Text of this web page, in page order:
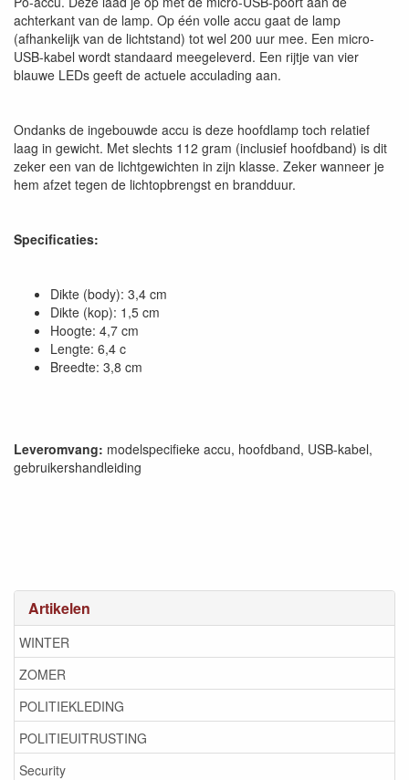
Artikelen
WINTER
ZOMER
POLITIEKLEDING
POLITIEUITRUSTING
Security
achterkant van de lamp. Op één volle accu gaat de lamp
(afhankelijk van de lichtstand) tot wel 200 uur mee. Een micro-
USB-kabel wordt standaard meegeleverd. Een rijtje van vier
blauwe LEDs geeft de actuele acculading aan.
Ondanks de ingebouwde accu is deze hoofdlamp toch relatief
laag in gewicht. Met slechts 112 gram (inclusief hoofdband) is dit
zeker een van de lichtgewichten in zijn klasse. Zeker wanneer je
hem afzet tegen de lichtopbrengst en brandduur.
Specificaties:
Dikte (body): 3,4 cm
Dikte (kop): 1,5 cm
Hoogte: 4,7 cm
Lengte: 6,4 c
Breedte: 3,8 cm
Leveromvang: modelspecifieke accu, hoofdband, USB-kabel,
gebruikershandleiding